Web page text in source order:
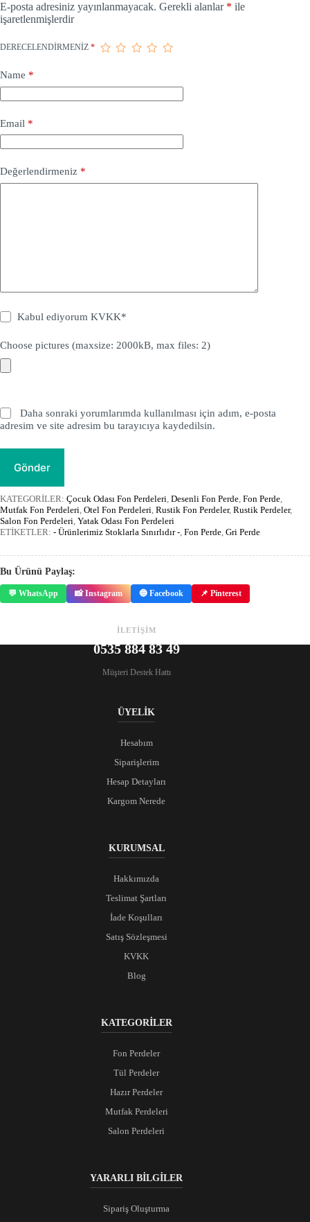
E-posta adresiniz yayınlanmayacak. Gerekli alanlar * ile
işaretlenmişlerdir
DERECELENDIRMENIZ *
Name *
Email *
Değerlendirmeniz *
Kabul ediyorumKVKK*
Choose pictures (maxsize: 2000kB, max files: 2)
Daha sonraki yorumlarımda kullanılması için adım, e-posta
adresim ve site adresim bu tarayıcıya kaydedilsin.
Gönder
KATEGORİLER: Çocuk Odası Fon Perdeleri Desenli Fon Perde Fon Perde
Mutfak Fon Perdeleri Otel Fon Perdeleri Rustik Fon Perdeler, Rustik Perdeler,
Salon Fon Perdeleri Yatak Odası Fon Perdeleri
ETİKETLER: - Ürünlerimiz Stoklarla Sınırlıdır - Fon Perde Gri Perde
Bu Ürünü Paylaş:
💬 WhatsApp 📸 Instagram 🔵 Facebook 📌 Pinterest
İLETİŞİM
0535 884 83 49
Müşteri Destek Hattı
ÜYELİK
Hesabım
Siparişlerim
Hesap Detayları
Kargom Nerede
KURUMSAL
Hakkımızda
Teslimat Şartları
İade Koşulları
Satış Sözleşmesi
KVKK
Blog
KATEGORİLER
Fon Perdeler
Tül Perdeler
Hazır Perdeler
Mutfak Perdeleri
Salon Perdeleri
YARARLI BİLGİLER
Sipariş Oluşturma